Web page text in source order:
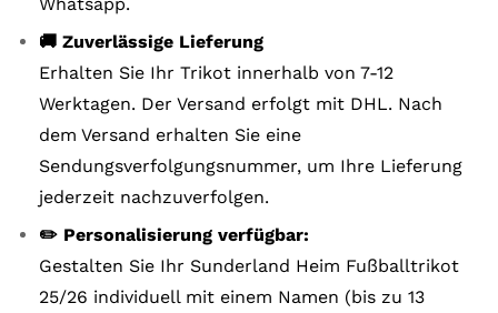
🚚 Zuverlässige Lieferung
Erhalten Sie Ihr Trikot innerhalb von 7-12
Werktagen. Der Versand erfolgt mit DHL. Nach
dem Versand erhalten Sie eine
Sendungsverfolgungsnummer, um Ihre Lieferung
jederzeit nachzuverfolgen.
✏️ Personalisierung verfügbar:
Gestalten Sie Ihr Sunderland Heim Fußballtrikot
25/26 individuell mit einem Namen (bis zu 13